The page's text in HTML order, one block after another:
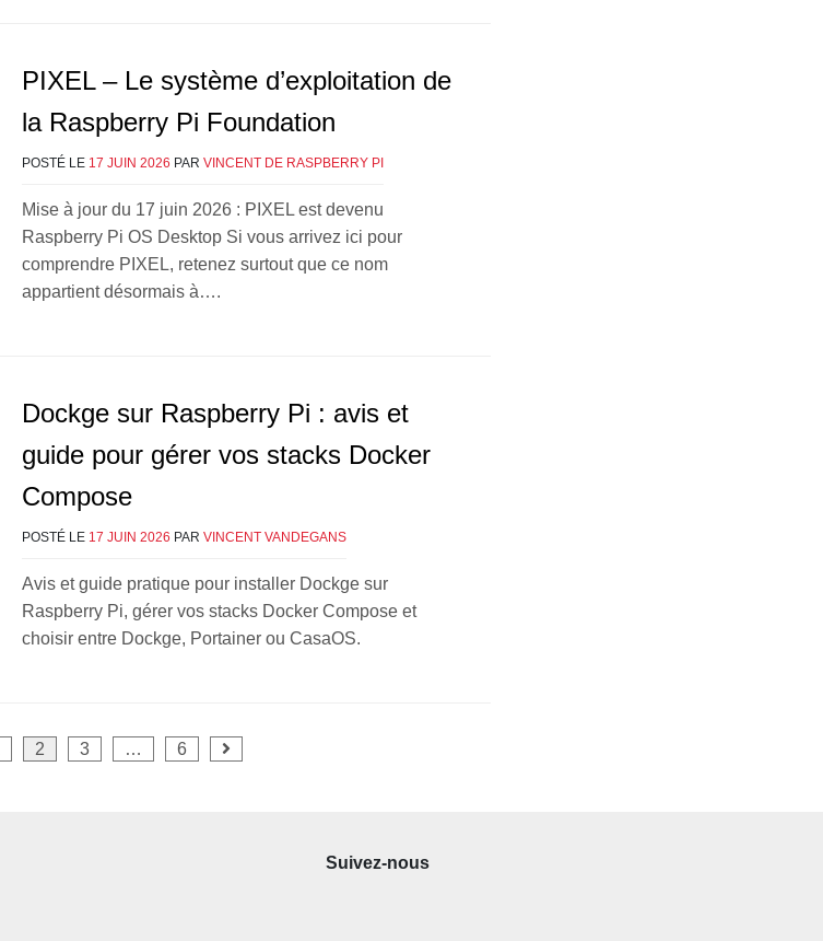
PIXEL – Le système d’exploitation de
la Raspberry Pi Foundation
POSTÉ LE 17 JUIN 2026 PAR VINCENT DE RASPBERRY PI
Mise à jour du 17 juin 2026 : PIXEL est devenu
Raspberry Pi OS Desktop Si vous arrivez ici pour
comprendre PIXEL, retenez surtout que ce nom
appartient désormais à….
Dockge sur Raspberry Pi : avis et
guide pour gérer vos stacks Docker
Compose
POSTÉ LE 17 JUIN 2026 PAR VINCENT VANDEGANS
Avis et guide pratique pour installer Dockge sur
Raspberry Pi, gérer vos stacks Docker Compose et
choisir entre Dockge, Portainer ou CasaOS.
2 3 … 6
Suivez-nous